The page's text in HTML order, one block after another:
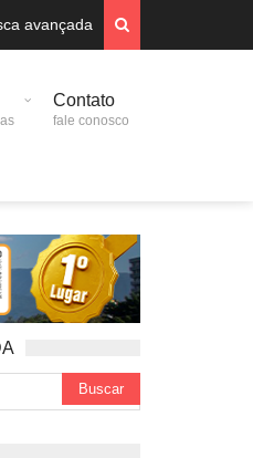
avançada
Contato
fale conosco